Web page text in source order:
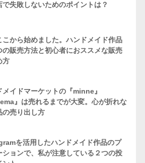
で失敗しないためのポイントは？
こから始めました。ハンドメイド作品
の販売方法と初心者におススメな販売
方
メイドマーケットの『minne』
』は売れるまでが大変。心が折れな
の売り出し方
を活用したハンドメイド作品のプ
ションで、私が注意している２つの投